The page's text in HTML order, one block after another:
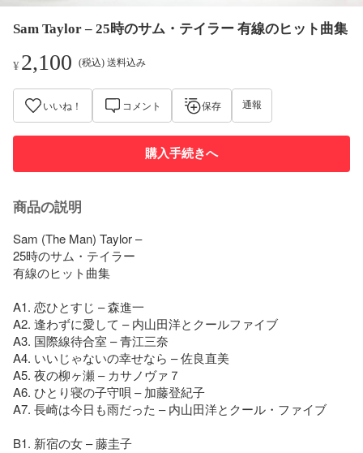
Sam Taylor – 25時のサム・テイラー 有線のヒット曲集
¥2,100 (税込) 送料込み
いいね！ コメント 保存 通報
購入手続きへ
商品の説明
Sam (The Man) Taylor –
25時のサム・テイラー
有線のヒット曲集
A1. 恋ひとすじ – 森進一
A2. 逢わずに愛して – 内山田洋とクールファイブ
A3. 国際線待合室 – 青江三奈
A4. いいじゃないの幸せなら – 佐良直美
A5. 夜の柳ヶ瀬 – カサノヴァ７
A6. ひとり寝の子守唄 – 加藤登紀子
A7. 長崎は今日も雨だった – 内山田洋とクール・ファイブ
B1. 新宿の女 – 藤圭子